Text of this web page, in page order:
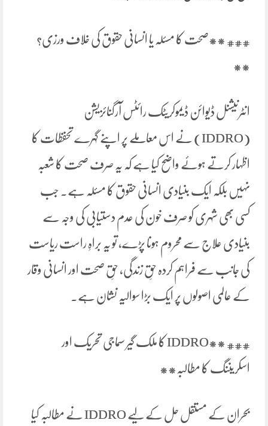
### **صحت کا مسئلہ یا انسانی حقوق کی خلاف ورزی؟
**
انٹرنیشنل ڈیوائن ڈیموکریٹک رائٹس آرگنائزیشن
(IDDRO) نے اس معاملے پر اپنے گہرے تحفظات کا
اظہار کرتے ہوئے واضح کیا ہے کہ یہ صرف صحت کا شعبہ
نہیں بلکہ ایک بنیادی انسانی حقوق کا مسئلہ ہے۔ جب
کسی بھی شہری کو صرف خون کی عدم دستیابی کی وجہ سے
بنیادی علاج سے محروم ہونا پڑے، تو یہ براہِ راست ریاست
کی جانب سے فراہم کردہ حقِ زندگی، حقِ صحت اور انسانی وقار
کے عالمی اصولوں پر ایک بڑا سوالیہ نشان ہے۔
### **IDDRO کا ملک گیر سماجی تحریک اور
اسکریننگ کا مطالبہ**
بحران کے مستقل حل کے لیے IDDRO نے مطالبہ کیا